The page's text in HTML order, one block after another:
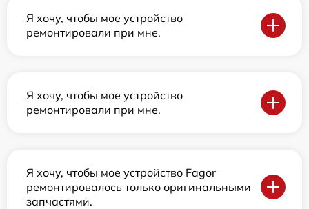
Я хочу, чтобы мое устройство
ремонтировали при мне.
Я хочу, чтобы мое устройство
ремонтировали при мне.
Я хочу, чтобы мое устройство Fagor
ремонтировалось только оригинальными
запчастями.